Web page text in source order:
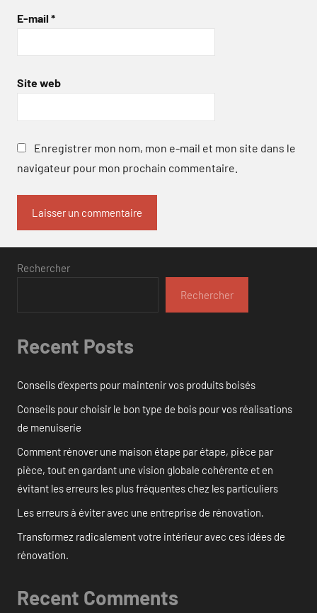
E-mail *
Site web
Enregistrer mon nom, mon e-mail et mon site dans le
navigateur pour mon prochain commentaire.
Rechercher
Rechercher
Recent Posts
Conseils d’experts pour maintenir vos produits boisés
Conseils pour choisir le bon type de bois pour vos réalisations
de menuiserie
Comment rénover une maison étape par étape, pièce par
pièce, tout en gardant une vision globale cohérente et en
évitant les erreurs les plus fréquentes chez les particuliers
Les erreurs à éviter avec une entreprise de rénovation.
Transformez radicalement votre intérieur avec ces idées de
rénovation.
Recent Comments